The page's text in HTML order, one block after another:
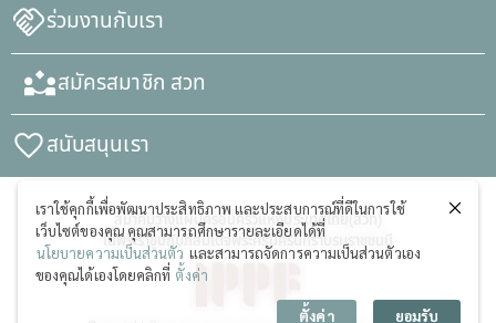
ร่วมงานกับเรา
สมัครสมาชิก สวท
สนับสนุนเรา
สมาคมวางแผนครอบครัวแห่งประเทศไทย(สวท)
ในพระราชูปถัมภ์สมเด็จพระศรีนครินทราบรมราชชนนี
เราใช้คุกกี้เพื่อพัฒนาประสิทธิภาพ และประสบการณ์ที่ดีในการใช้
เว็บไซต์ของคุณ คุณสามารถศึกษารายละเอียดได้ที่
นโยบายความเป็นส่วนตัว และสามารถจัดการความเป็นส่วนตัวเอง
ของคุณได้เองโดยคลิกที่ ตั้งค่า
ตั้งค่า ยอมรับ